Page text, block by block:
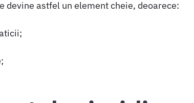
devine astfel un element cheie, deoarece: